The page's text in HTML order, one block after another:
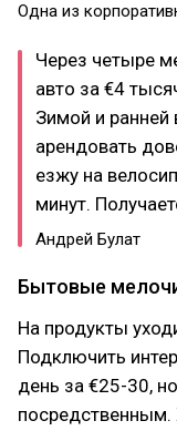
Одна из
Через четыре
авто за €4
Зимой и
арендовать
езжу на
минут.
Андрей Булат
Бытовые
На продукты
Подключить
день за €25-30,